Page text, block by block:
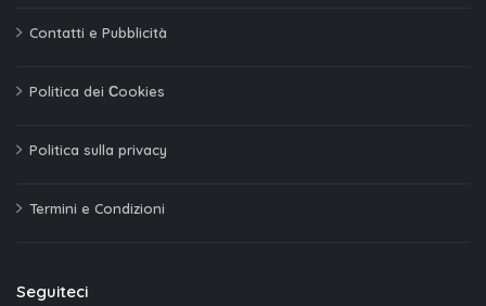
Contatti e Pubblicità
Politica dei Сookies
Politica sulla privacy
Termini e Condizioni
Seguiteci